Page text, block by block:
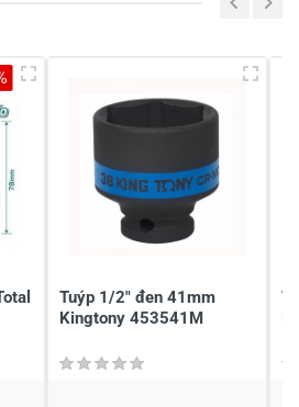
xét về sản phẩm
Tuýp 1/2" đen 41mm
Kingtony 453541M